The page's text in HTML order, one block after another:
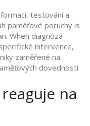
testování a
paměťové poruchy is
When diagnóza
intervence,
zaměřené na
dovedností.
na